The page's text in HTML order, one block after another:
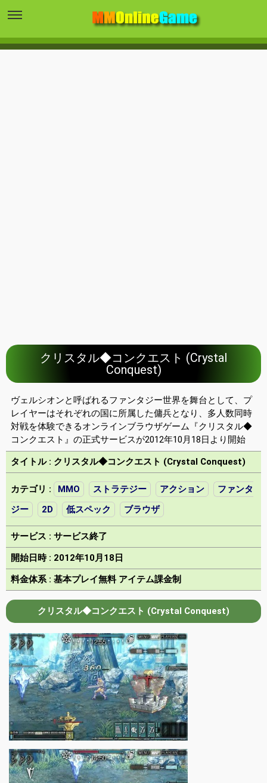
クリスタル◆コンクエスト (Crystal
Conquest)
ヴェルシオンと呼ばれるファンタジー世界を舞台として、プ
レイヤーはそれぞれの国に所属した傭兵となり、多人数同時
対戦を体験できるオンラインブラウザゲーム『クリスタル◆
コンクエスト』の正式サービスが2012年10月18日より開始
タイトル : クリスタル◆コンクエスト (Crystal Conquest)
カテゴリ : MMO ストラテジー アクション
ファンタ
ジー
2D 低スペック ブラウザ
サービス : サービス終了
開始日時 : 2012年10月18日
料金体系 : 基本プレイ無料 アイテム課金制
クリスタル◆コンクエスト (Crystal Conquest)